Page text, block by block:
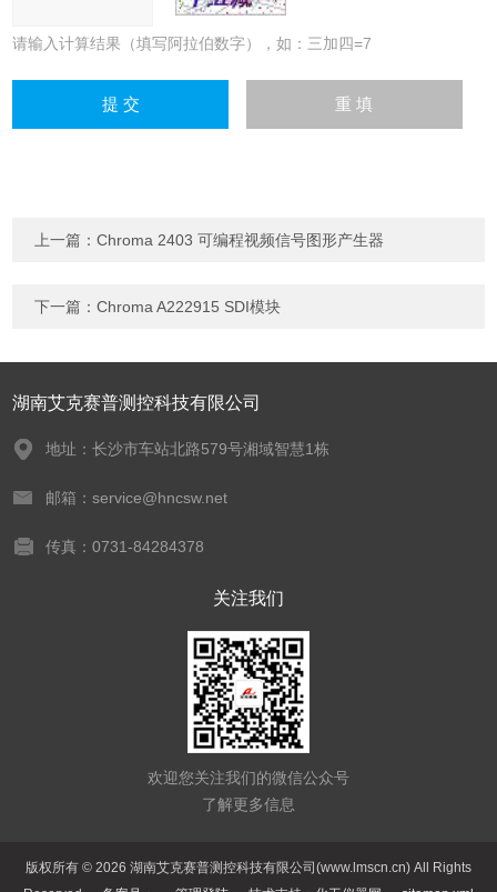
请输入计算结果（填写阿拉伯数字），如：三加四=7
上一篇：Chroma 2403 可编程视频信号图形产生器
下一篇：Chroma A222915 SDI模块
湖南艾克赛普测控科技有限公司
地址：长沙市车站北路579号湘域智慧1栋
邮箱：service@hncsw.net
传真：0731-84284378
关注我们
欢迎您关注我们的微信公众号
了解更多信息
版权所有 © 2026 湖南艾克赛普测控科技有限公司(www.lmscn.cn) All Rights